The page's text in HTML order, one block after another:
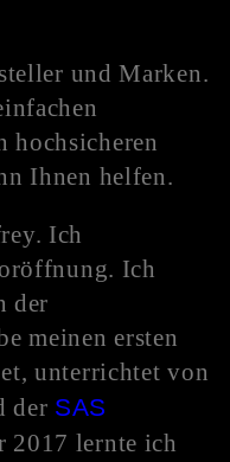
und Marken.
hochsicheren
Ihnen helfen.
Ich
Ich
der
meinen ersten
unterrichtet von
der SAS
2017 lernte ich